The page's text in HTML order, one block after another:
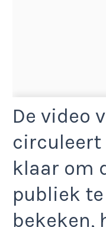
De video
circuleert
klaar om
publiek
bekeken,